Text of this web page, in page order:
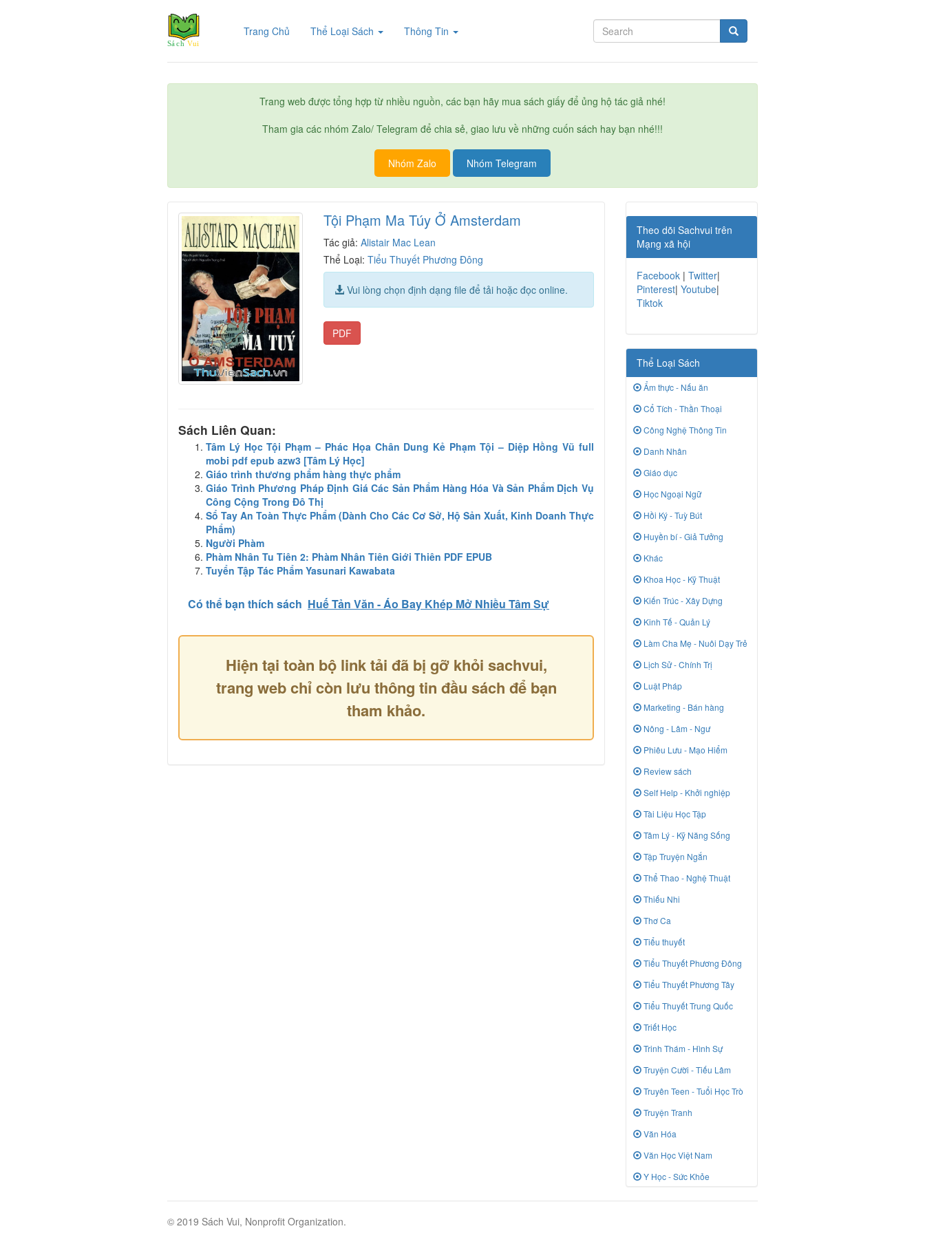
Trang Chủ (current)Thể Loại Sách Thông Tin
Trang web được tổng hợp từ nhiều nguồn, các bạn hãy mua sách giấy để ủng hộ tác giả nhé!
Tham gia các nhóm Zalo/ Telegram để chia sẻ, giao lưu về những cuốn sách hay bạn nhé!!!
Nhóm Zalo Nhóm Telegram
Tội Phạm Ma Túy Ở Amsterdam
Tác giả:Alistair Mac Lean
Thể Loại:Tiểu Thuyết Phương Đông
Vui lòng chọn định dạng file để tải hoặc đọc online.
PDF
Sách Liên Quan:
Tâm Lý Học Tội Phạm – Phác Họa Chân Dung Kẻ Phạm Tội – Diệp Hồng Vũ full
mobi pdf epub azw3 [Tâm Lý Học]
Giáo trình thương phẩm hàng thực phẩm
Giáo Trình Phương Pháp Định Giá Các Sản Phẩm Hàng Hóa Và Sản Phẩm Dịch Vụ
Công Cộng Trong Đô Thị
Sổ Tay An Toàn Thực Phẩm (Dành Cho Các Cơ Sở, Hộ Sản Xuất, Kinh Doanh Thực
Phẩm)
Người Phàm
Phàm Nhân Tu Tiên 2: Phàm Nhân Tiên Giới Thiên PDF EPUB
Tuyển Tập Tác Phẩm Yasunari Kawabata
Có thể bạn thích sách Huế Tản Văn - Áo Bay Khép Mở Nhiều Tâm Sự
Hiện tại toàn bộ link tải đã bị gỡ khỏi sachvui,
trang web chỉ còn lưu thông tin đầu sách để bạn
tham khảo.
Theo dõi Sachvui trên
Mạng xã hội
Facebook | Twitter|
Pinterest| Youtube|
Tiktok
Thể Loại Sách
Ẩm thực - Nấu ăn
Cổ Tích - Thần Thoại
Công Nghệ Thông Tin
Danh Nhân
Giáo dục
Học Ngoại Ngữ
Hồi Ký - Tuỳ Bút
Huyền bí - Giả Tưởng
Khác
Khoa Học - Kỹ Thuật
Kiến Trúc - Xây Dựng
Kinh Tế - Quản Lý
Làm Cha Mẹ - Nuôi Dạy Trẻ
Lịch Sử - Chính Trị
Luật Pháp
Marketing - Bán hàng
Nông - Lâm - Ngư
Phiêu Lưu - Mạo Hiểm
Review sách
Self Help - Khởi nghiệp
Tài Liệu Học Tập
Tâm Lý - Kỹ Năng Sống
Tập Truyện Ngắn
Thể Thao - Nghệ Thuật
Thiếu Nhi
Thơ Ca
Tiểu thuyết
Tiểu Thuyết Phương Đông
Tiểu Thuyết Phương Tây
Tiểu Thuyết Trung Quốc
Triết Học
Trinh Thám - Hình Sự
Truyện Cười - Tiếu Lâm
Truyên Teen - Tuổi Học Trò
Truyện Tranh
Văn Hóa
Văn Học Việt Nam
Y Học - Sức Khỏe
© 2019 Sách Vui, Nonprofit Organization.